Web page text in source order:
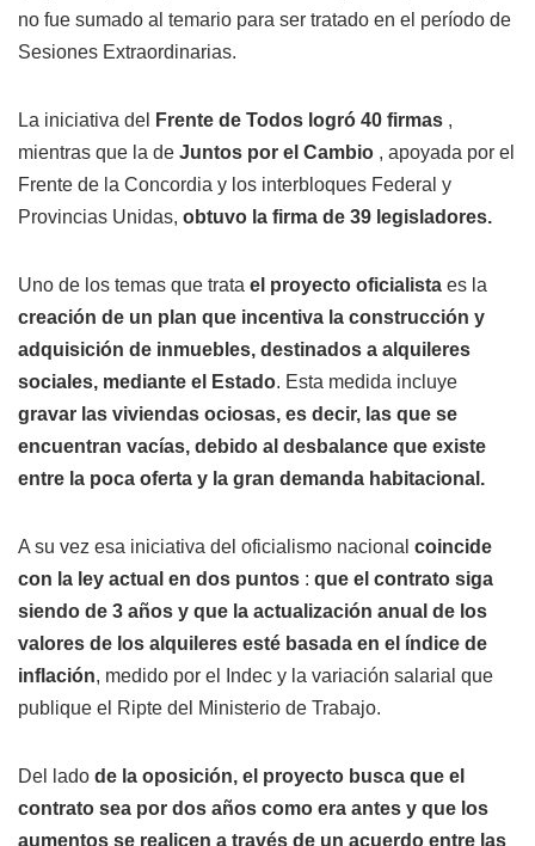
no fue sumado al temario para ser tratado en el período de
Sesiones Extraordinarias.
La iniciativa del Frente de Todos logró 40 firmas ,
mientras que la de Juntos por el Cambio , apoyada por el
Frente de la Concordia y los interbloques Federal y
Provincias Unidas, obtuvo la firma de 39 legisladores.
Uno de los temas que trata el proyecto oficialista es la
creación de un plan que incentiva la construcción y
adquisición de inmuebles, destinados a alquileres
sociales, mediante el Estado. Esta medida incluye
gravar las viviendas ociosas, es decir, las que se
encuentran vacías, debido al desbalance que existe
entre la poca oferta y la gran demanda habitacional.
A su vez esa iniciativa del oficialismo nacional coincide
con la ley actual en dos puntos : que el contrato siga
siendo de 3 años y que la actualización anual de los
valores de los alquileres esté basada en el índice de
inflación, medido por el Indec y la variación salarial que
publique el Ripte del Ministerio de Trabajo.
Del lado de la oposición, el proyecto busca que el
contrato sea por dos años como era antes y que los
aumentos se realicen a través de un acuerdo entre las